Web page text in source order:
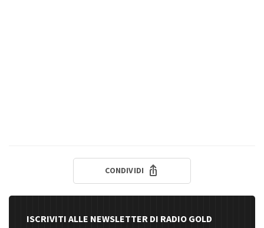
CONDIVIDI
ISCRIVITI ALLE NEWSLETTER DI RADIO GOLD